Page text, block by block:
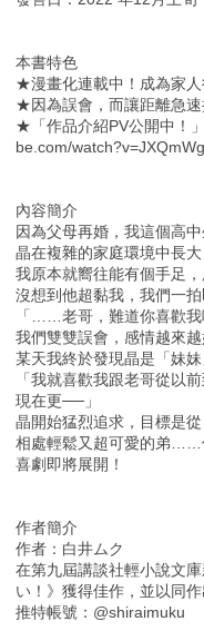
本書特色
★漫畫化連載中！成為家人
★因為誤會，而讓距離急
★「作品介紹PV公開中！
be.com/
內容簡介
因為父母再婚，我這個高
晶在複雜的家庭環境中長
我原本就嚮往能有個手足
沒想到他超黏我，我們一
「……老哥，難道你喜歡我
我們雙雙誤會，感情越來越
某天我終於發現晶是「妹
「我就喜歡我跟老哥從以
現在更──」
晶開始猛烈追求，目標是
相處輕鬆又超可愛的弟……
喜劇即將展開！
作者簡介
作者：白井ムク
在第九屆講談社輕小說文
い！》獲得佳作，並以同作
推特帳號：@shiraimuku